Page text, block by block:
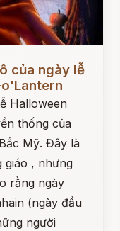
của ngày lễ
Halloween
thống của
Mỹ. Đây là
giáo , nhưng
rằng ngày
(ngày đầu
người